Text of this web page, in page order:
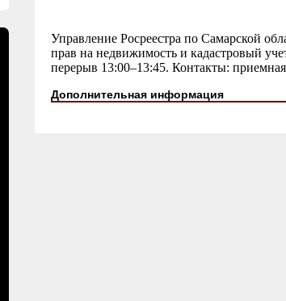
Управление Росреестра по Самарской
прав на недвижимость и кадастровый
перерыв 13:00–13:45. Контакты:
Дополнительная информация